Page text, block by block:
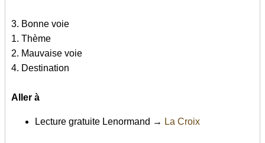
3. Bonne voie
1. Thème
2. Mauvaise voie
4. Destination
Aller à
Lecture gratuite Lenormand → La Croix